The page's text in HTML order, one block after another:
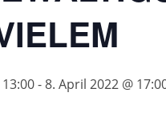
-8. April 2022 @